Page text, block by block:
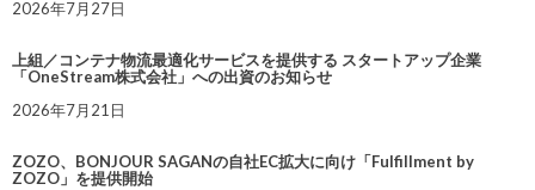
2026年7月27日
上組／コンテナ物流最適化サービスを提供する スタートアップ企業
「OneStream株式会社」への出資のお知らせ
2026年7月21日
ZOZO、BONJOUR SAGANの自社EC拡大に向け「Fulfillment by
ZOZO」を提供開始